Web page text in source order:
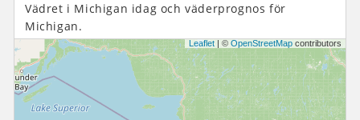
Vädret i Michigan idag och väderprognos för
Michigan.
Leaflet | © OpenStreetMap contributors